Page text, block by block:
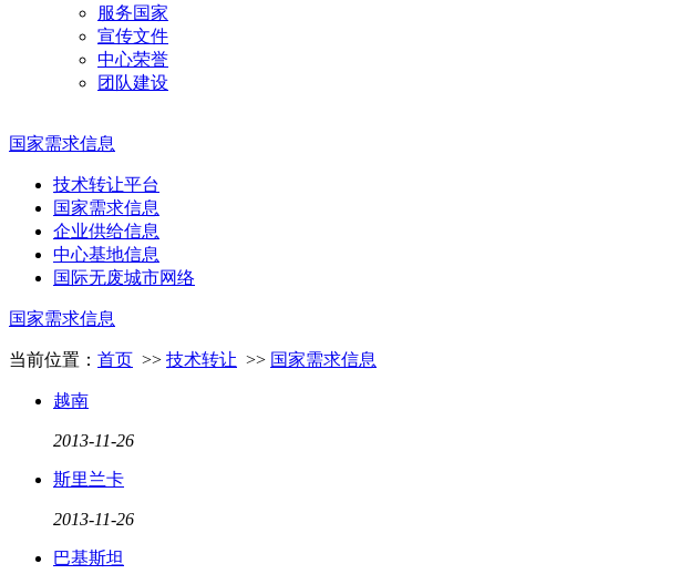
服务国家
宣传文件
中心荣誉
团队建设
国家需求信息
技术转让平台
国家需求信息
企业供给信息
中心基地信息
国际无废城市网络
国家需求信息
当前位置： 首页 >> 技术转让 >> 国家需求信息
越南
2013-11-26
斯里兰卡
2013-11-26
巴基斯坦